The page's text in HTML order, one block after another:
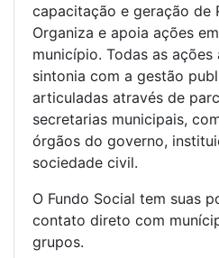
capacitação e geração de
Organiza e apoia ações
município. Todas as ações
sintonia com a gestão
articuladas através de
secretarias municipais,
órgãos do governo,
sociedade civil.
O Fundo Social tem suas
contato direto com
grupos.